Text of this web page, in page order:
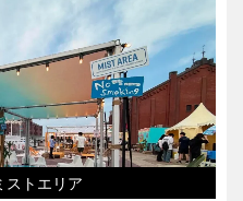
トエリア